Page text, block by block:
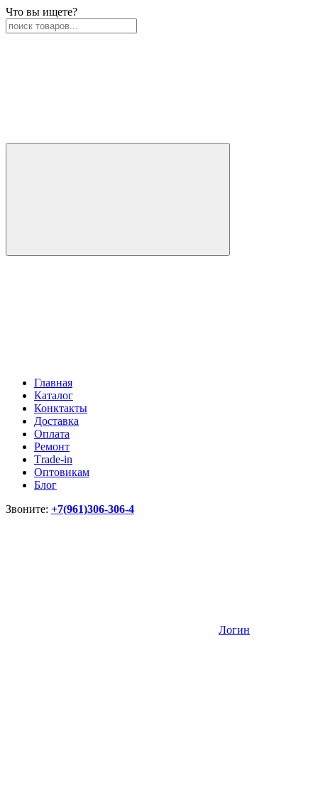
Что вы ищете?
Главная
Каталог
Конктакты
Доставка
Оплата
Ремонт
Тrade-in
Оптовикам
Блог
Звоните: +7(961)306-306-4
Логин